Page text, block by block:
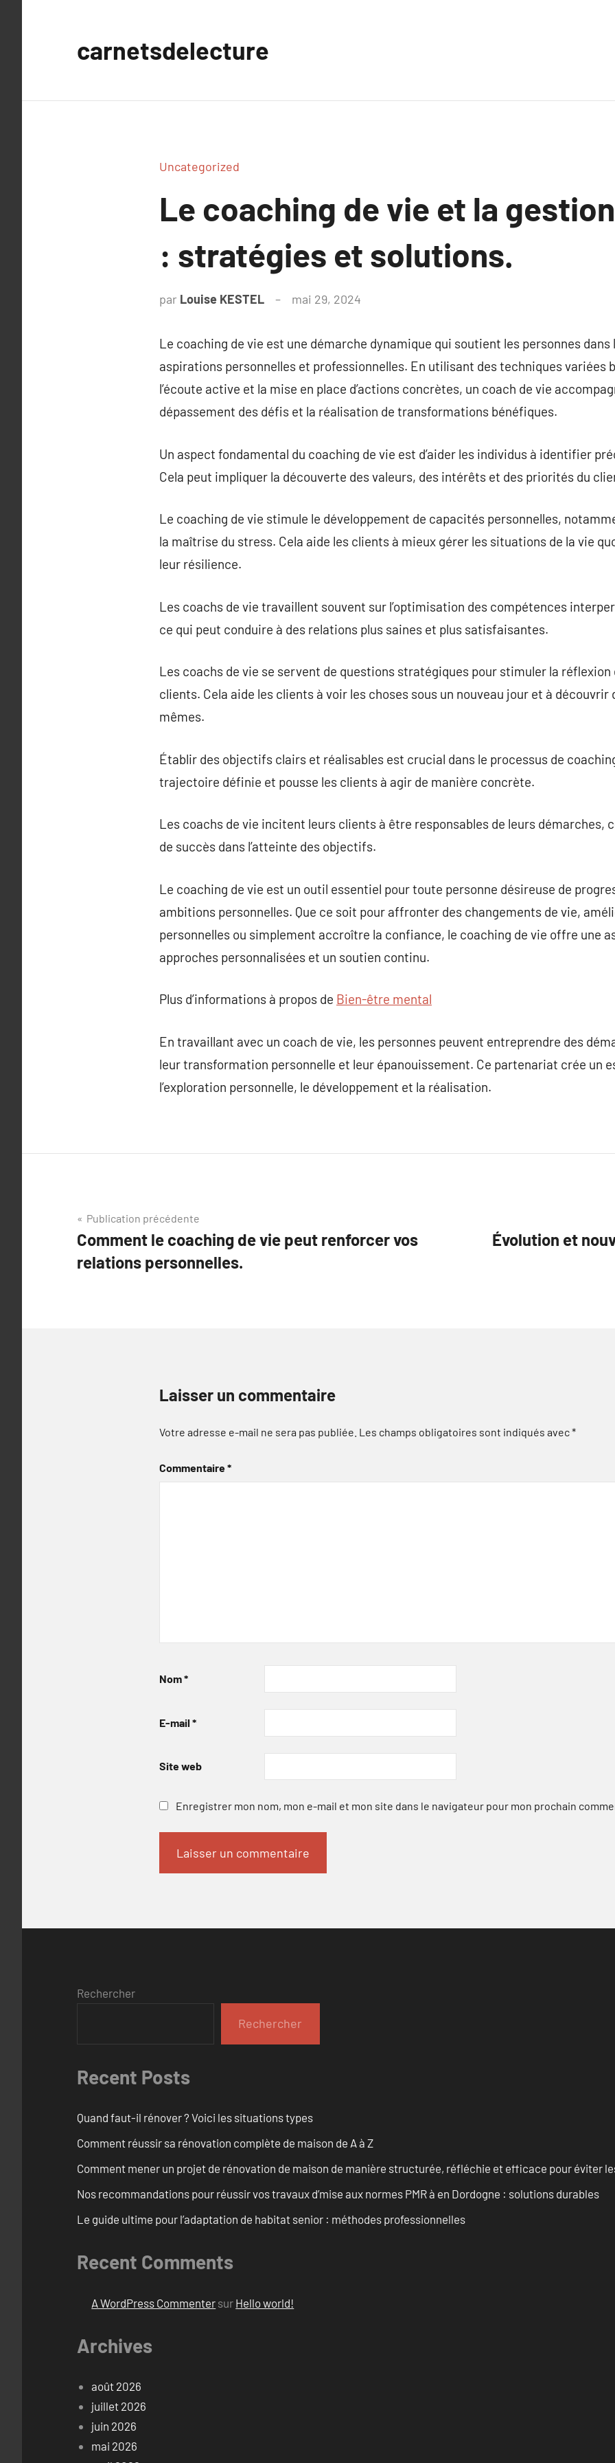
carnetsdelecture
Uncategorized
Le coaching de vie et la
: stratégies et solutions.
par Louise KESTEL mai 29, 2024
Le coaching de vie est une démarche dynamique qui soutient les personnes
aspirations personnelles et professionnelles. En utilisant des techniques variées
l’écoute active et la mise en place d’actions concrètes, un coach de vie
dépassement des défis et la réalisation de transformations bénéfiques.
Un aspect fondamental du coaching de vie est d’aider les individus à identifier
Cela peut impliquer la découverte des valeurs, des intérêts et des priorités du
Le coaching de vie stimule le développement de capacités personnelles,
la maîtrise du stress. Cela aide les clients à mieux gérer les situations de la vie
leur résilience.
Les coachs de vie travaillent souvent sur l’optimisation des compétences
ce qui peut conduire à des relations plus saines et plus satisfaisantes.
Les coachs de vie se servent de questions stratégiques pour stimuler la réflexion
clients. Cela aide les clients à voir les choses sous un nouveau jour et à découvrir
mêmes.
Établir des objectifs clairs et réalisables est crucial dans le processus de
trajectoire définie et pousse les clients à agir de manière concrète.
Les coachs de vie incitent leurs clients à être responsables de leurs démarches,
de succès dans l’atteinte des objectifs.
Le coaching de vie est un outil essentiel pour toute personne désireuse de
ambitions personnelles. Que ce soit pour affronter des changements de vie,
personnelles ou simplement accroître la confiance, le coaching de vie offre une
approches personnalisées et un soutien continu.
Plus d’informations à propos de Bien-être mental
En travaillant avec un coach de vie, les personnes peuvent entreprendre des
leur transformation personnelle et leur épanouissement. Ce partenariat crée un
l’exploration personnelle, le développement et la réalisation.
Navigation
de
l’article
Publication précédente
Comment le coaching de vie peut renforcer vos
relations personnelles.
Évolution et
Laisser un commentaire
Votre adresse e-mail ne sera pas publiée. Les champs obligatoires sont indiqués avec*
Commentaire*
Nom*
E-mail *
Site web
Enregistrer mon nom, mon e-mail et mon site dans le navigateur pour mon prochain
Rechercher
Rechercher
Recent Posts
Quand faut-il rénover ? Voici les situations types
Comment réussir sa rénovation complète de maison de A à Z
Comment mener un projet de rénovation de maison de manière structurée, réfléchie et efficace pour éviter
Nos recommandations pour réussir vos travaux d’mise aux normes PMR à en Dordogne : solutions durables
Le guide ultime pour l’adaptation de habitat senior : méthodes professionnelles
Recent Comments
A WordPress Commenter sur Hello world!
Archives
août 2026
juillet 2026
juin 2026
mai 2026